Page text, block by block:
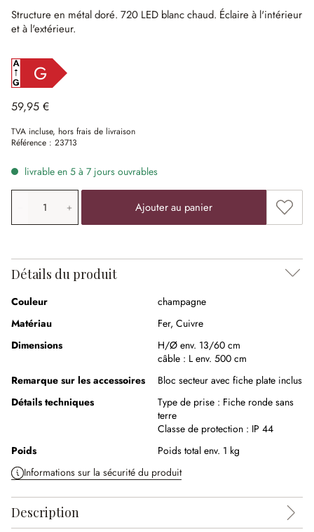
Structure en métal doré. 720 LED blanc chaud. Éclaire à l'intérieur
et à l'extérieur.
G
59,95 €
TVA incluse, hors frais de livraison
Référence : 23713
livrable en 5 à 7 jours ouvrables
Quantité de produit: saisissez la valeur souhaitée ou
Ajouter au panier
Détails du produit
Couleur
champagne
Matériau
Fer, Cuivre
Dimensions
H/Ø env. 13/60 cm
câble : L env. 500 cm
Remarque sur les accessoires
Bloc secteur avec fiche plate inclus
Détails techniques
Type de prise : Fiche ronde sans
terre
Classe de protection : IP 44
Poids
Poids total env. 1 kg
Informations sur la sécurité du produit
Description